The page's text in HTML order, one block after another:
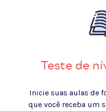
Teste de
Inicie suas aulas de
que você receba um